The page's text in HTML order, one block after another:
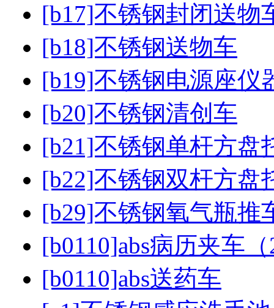
[b17]不锈钢封闭送物
[b18]不锈钢送物车
[b19]不锈钢电源座仪
[b20]不锈钢清创车
[b21]不锈钢单杆方盘
[b22]不锈钢双杆方盘
[b29]不锈钢氧气瓶推
[b0110]abs病历夹车
[b0110]abs送药车